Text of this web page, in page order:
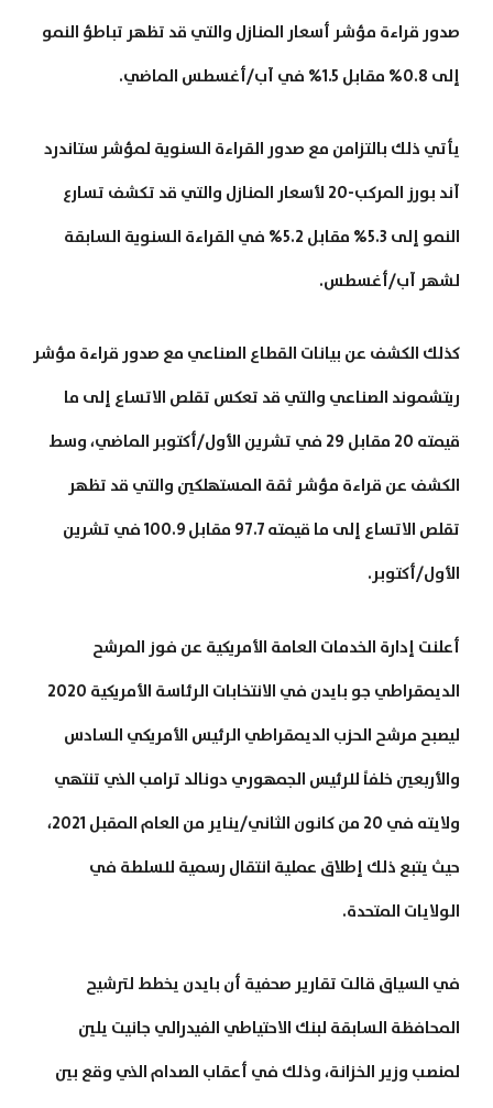
صدور قراءة مؤشر أسعار المنازل والتي قد تظهر تباطؤ النمو
إلى 0.8% مقابل 1.5% في آب/أغسطس الماضي.
يأتي ذلك بالتزامن مع صدور القراءة السنوية لمؤشر ستاندرد
آند بورز المركب-20 لأسعار المنازل والتي قد تكشف تسارع
النمو إلى 5.3% مقابل 5.2% في القراءة السنوية السابقة
لشهر آب/أغسطس.
كذلك الكشف عن بيانات القطاع الصناعي مع صدور قراءة مؤشر
ريتشموند الصناعي والتي قد تعكس تقلص الاتساع إلى ما
قيمته 20 مقابل 29 في تشرين الأول/أكتوبر الماضي، وسط
الكشف عن قراءة مؤشر ثقة المستهلكين والتي قد تظهر
تقلص الاتساع إلى ما قيمته 97.7 مقابل 100.9 في تشرين
الأول/أكتوبر.
أعلنت إدارة الخدمات العامة الأمريكية عن فوز المرشح
الديمقراطي جو بايدن في الانتخابات الرئاسة الأمريكية 2020
ليصبح مرشح الحزب الديمقراطي الرئيس الأمريكي السادس
والأربعين خلفاً للرئيس الجمهوري دونالد ترامب الذي تنتهي
ولايته في 20 من كانون الثاني/يناير من العام المقبل 2021،
حيث يتبع ذلك إطلاق عملية انتقال رسمية للسلطة في
الولايات المتحدة.
في السياق قالت تقارير صحفية أن بايدن يخطط لترشيح
المحافظة السابقة لبنك الاحتياطي الفيدرالي جانيت يلين
لمنصب وزير الخزانة، وذلك في أعقاب الصدام الذي وقع بين